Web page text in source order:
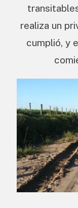
realiza un
cumplió, y